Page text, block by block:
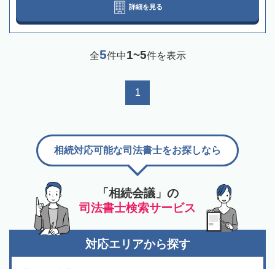
詳細を見る
全5件中1~5件を表示
1
「相続会議」の
司法書士検索サービス
相続対応可能な司法書士をお探しなら
対応エリアから探す